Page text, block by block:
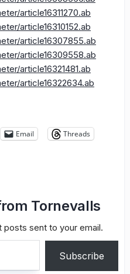
article16311270.ab
article16310152.ab
article16307855.ab
article16309558.ab
article16321481.ab
article16322634.ab
Email
Threads
Tornevalls
sent to your email.
Subscribe